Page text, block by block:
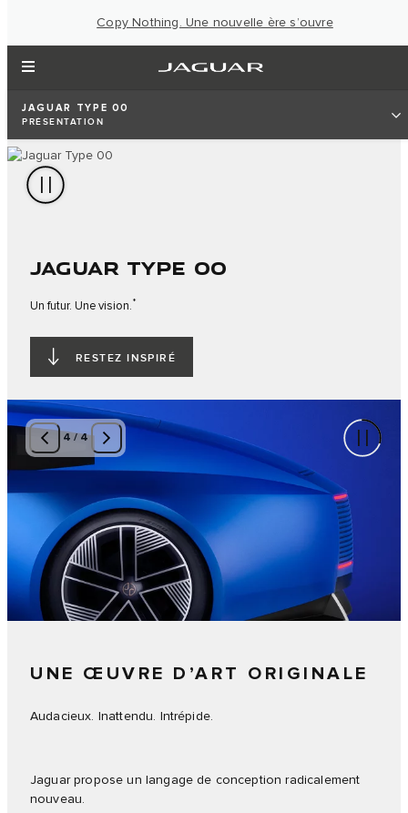
Copy Nothing. Une nouvelle ère s’ouvre
JAGUAR TYPE 00
PRÉSENTATION
JAGUAR TYPE 00
Un futur. Une vision.*
RESTEZ INSPIRÉ
4 /4
UNE ŒUVRE D’ART ORIGINALE
Audacieux. Inattendu. Intrépide.
Jaguar propose un langage de conception radicalement
nouveau.